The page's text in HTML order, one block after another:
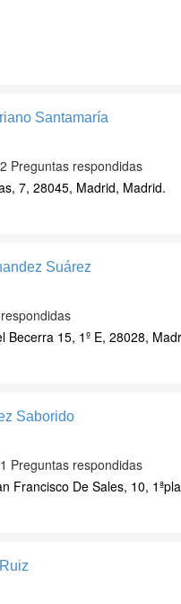
Santamaría
Preguntas respondidas
7, 28045, Madrid, Madrid.
Suárez
Becerra 15, 1º E, 28028,
Saborido
Preguntas respondidas
Francisco De Sales, 10,